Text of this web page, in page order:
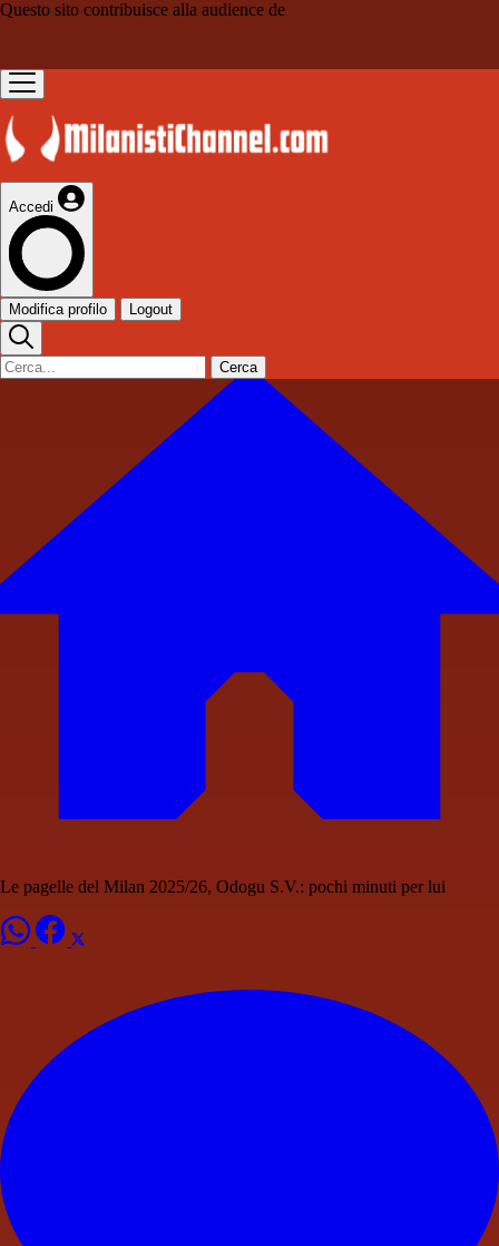
Questo sito contribuisce alla audience de
Accedi
Modifica profilo Logout
Cerca
Le pagelle del Milan 2025/26, Odogu S.V.: pochi minuti per lui